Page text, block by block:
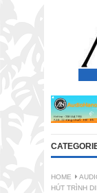
HOME
HÚT TRÌNH